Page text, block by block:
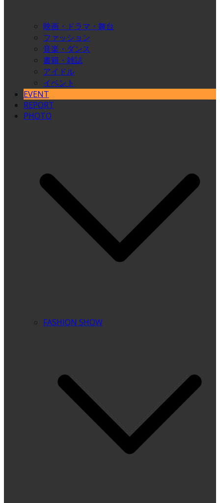
映画・ドラマ・舞台
ファッション
音楽・ダンス
書籍・雑誌
アイドル
イベント
EVENT
REPORT
PHOTO
FASHION SHOW